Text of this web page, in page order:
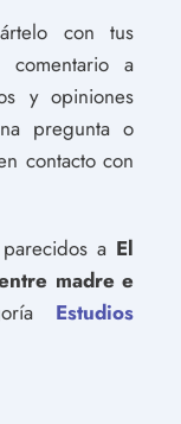
con tus
a
y opiniones
pregunta o
contacto con
a El
madre e
Estudios